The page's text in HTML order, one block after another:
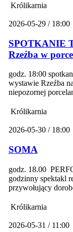
Królikarnia
2026-05-29 / 18:00
SPOTKANIE
Rzeźba w
godz. 18:00
wystawie Rzeźba
niepozornej
Królikarnia
2026-05-30 / 18:00
SOMA
godz. 18.00
godzinny spektakl
przywołujący
Królikarnia
2026-05-31 / 11:00